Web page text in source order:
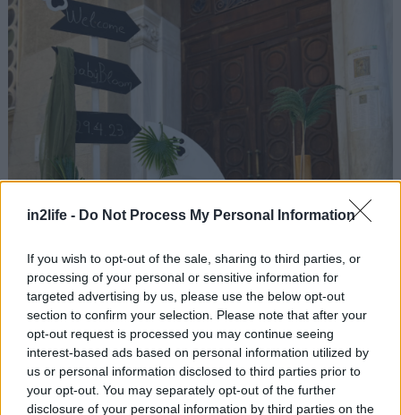
in2life - Do Not Process My Personal Information
If you wish to opt-out of the sale, sharing to third parties, or
processing of your personal or sensitive information for
targeted advertising by us, please use the below opt-out
section to confirm your selection. Please note that after your
opt-out request is processed you may continue seeing
interest-based ads based on personal information utilized by
us or personal information disclosed to third parties prior to
your opt-out. You may separately opt-out of the further
disclosure of your personal information by third parties on the